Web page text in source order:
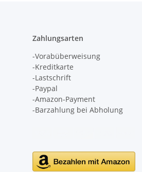
Zahlungsarten
-Vorabüberweisung
-Kreditkarte
-Lastschrift
-Paypal
-Amazon-Payment
-Barzahlung bei Abholung